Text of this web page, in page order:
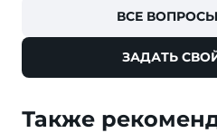
ВСЕ
ЗАДАТЬ
Также